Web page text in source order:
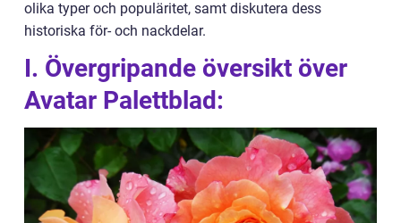
olika typer och populäritet, samt diskutera dess
historiska för- och nackdelar.
I. Övergripande översikt över
Avatar Palettblad: